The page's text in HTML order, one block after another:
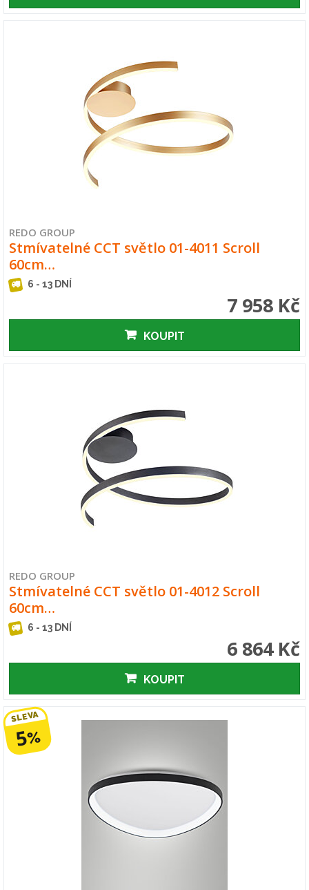
REDO GROUP
Stmívatelné CCT světlo 01-4011 Scroll
60cm…
6 - 13 DNÍ
7 958 Kč
KOUPIT
REDO GROUP
Stmívatelné CCT světlo 01-4012 Scroll
60cm…
6 - 13 DNÍ
6 864 Kč
KOUPIT
SLEVA
5%